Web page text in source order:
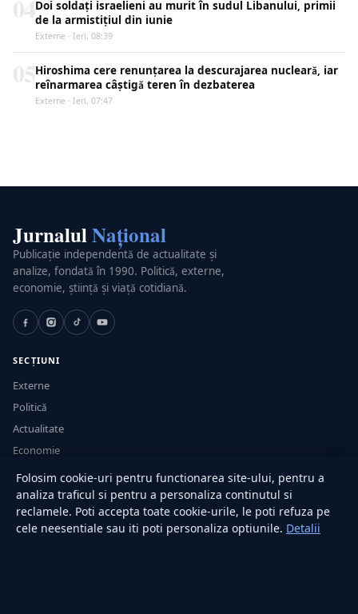
Doi soldați israelieni au murit în sudul Libanului, primii
de la armistițiul din iunie
Externe · Ieri, 08:39
Hiroshima cere renunțarea la descurajarea nucleară, iar
reînarmarea câștigă teren în dezbaterea
Externe · Ieri, 07:47
JurnalulNațional
Publicație independentă de actualitate și
analize, fondată în 1990. Politică, externe,
economie, știință și viață cotidiană.
SECȚIUNI
Externe
Politică
Actualitate
Economie
Sănătate
Utile
RUBRICI
Folosim cookie-uri pentru functionarea site-ului, pentru a
analiza traficul si pentru a personaliza continutul si
reclamele. Poti accepta toate cookie-urile, le poti refuza pe
cele neesentiale sau iti poti personaliza optiunile. Detalii